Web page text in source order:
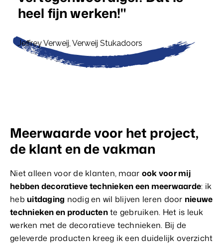
heel fijn werken!
Jeffrey Verweij, Verweij Stukadoors
Meerwaarde voor het project,
de klant en de vakman
Niet alleen voor de klanten, maar ook voor mij
hebben decoratieve technieken een meerwaarde: ik
hebuitdaging nodig en wil blijven leren door nieuwe
technieken en productente gebruiken. Het is leuk
werken met de decoratieve technieken. Bij de
geleverde producten kreeg ik een duidelijk overzicht